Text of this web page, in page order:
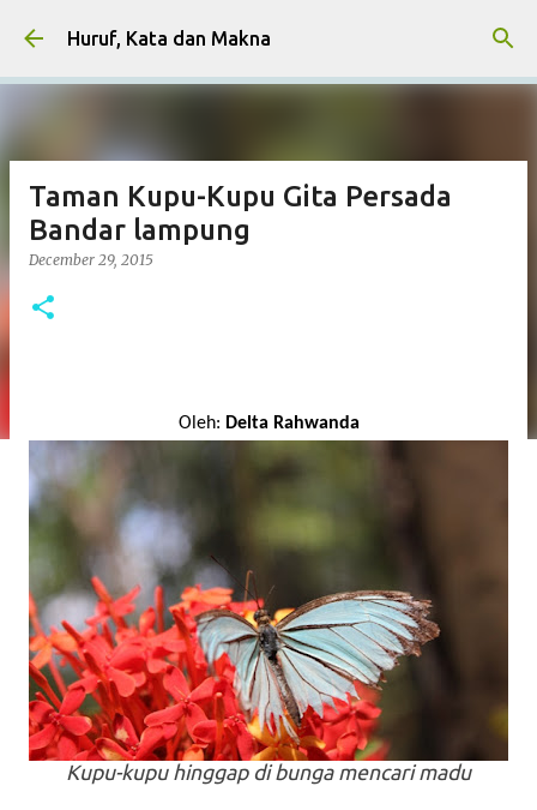
Skip to main content
Huruf, Kata dan Makna
Taman Kupu-Kupu Gita Persada
Bandar lampung
December 29, 2015
Oleh: Delta Rahwanda
Kupu-kupu hinggap di bunga mencari madu